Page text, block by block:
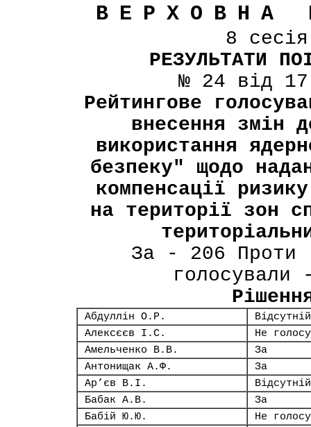
ВЕРХОВНА
8
РЕЗУЛЬТАТИ
№ 24 від
Рейтингове
внесення змін
використання
безпеку" щодо
компенсації
на території зон
За - 206 Проти
Абдуллін О.Р.
Відсутній
Алексєєв І.С.
Не
Амельченко В.В.
За
Антонищак А.Ф.
За
Ар’єв В.І.
Відсутній
Бабак А.В.
За
Бабій Ю.Ю.
Не